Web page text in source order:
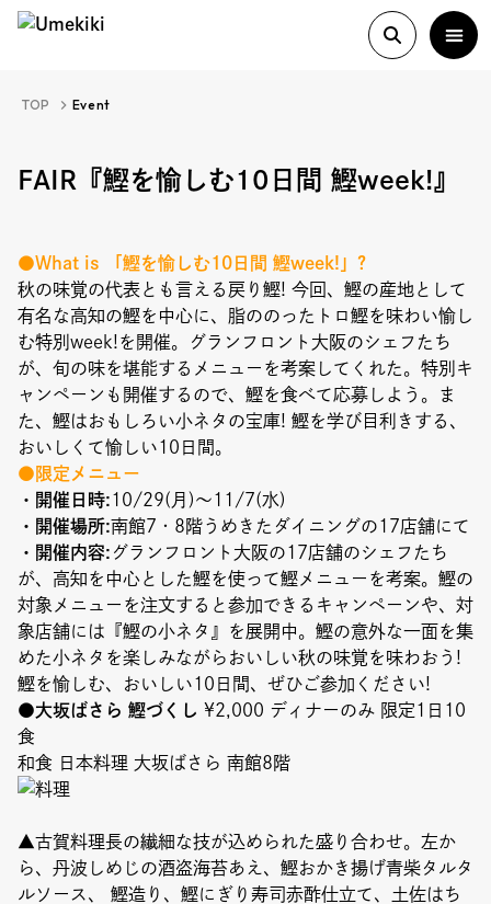
About
History
Food Study
Column
Paper
Event
Umekiki木曜マルシェ
限定フェア
Copyright (C) GRAND FRONT OSAKA. All Rights Reserved
TOP Event
FAIR『鰹を愉しむ10日間 鰹week!』
●What is 「鰹を愉しむ10日間 鰹week! 」?
秋の味覚の代表とも言える戻り鰹! 今回、鰹の産地として
有名な高知の鰹を中心に、脂ののったトロ鰹を味わい愉し
む特別week!を開催。グランフロント大阪のシェフたち
が、旬の味を堪能するメニューを考案してくれた。特別キ
ャンペーンも開催するので、鰹を食べて応募しよう。ま
た、鰹はおもしろい小ネタの宝庫! 鰹を学び目利きする、
おいしくて愉しい10日間。
●限定メニュー
・開催日時:10/29(月)～11/7(水)
・開催場所:南館7・8階うめきたダイニングの17店舗にて
・開催内容: グランフロント大阪の17店舗のシェフたち
が、高知を中心とした鰹を使って鰹メニューを考案。鰹の
対象メニューを注文すると参加できるキャンペーンや、対
象店舗には『鰹の小ネタ』を展開中。鰹の意外な一面を集
めた小ネタを楽しみながらおいしい秋の味覚を味わおう!
鰹を愉しむ、おいしい10日間、ぜひご参加ください!
●大坂ばさら 鰹づくし ¥2,000 ディナーのみ 限定1日10
食
和食 日本料理 大坂ばさら 南館8階
▲古賀料理長の繊細な技が込められた盛り合わせ。左か
ら、丹波しめじの酒盗海苔あえ、鰹おかき揚げ青柴タルタ
ルソース、 鰹造り、鰹にぎり寿司赤酢仕立て、土佐はち